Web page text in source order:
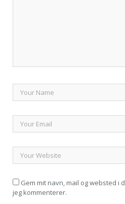
Gem mit navn, mail og websted
jeg kommenterer.